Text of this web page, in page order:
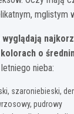
mglistym
o
nieba:
szaroniebieski,
pudrowy